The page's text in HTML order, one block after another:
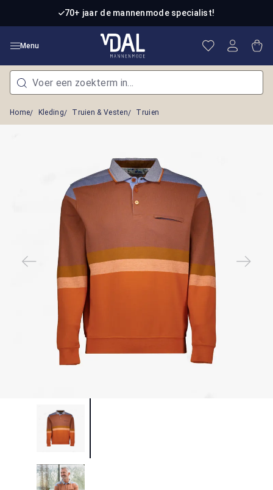
Ga naar de hoofdinhoud70+ jaar de mannenmode specialist!
Menu Je hebt 0
Home Kleding Truien & Vesten Truien